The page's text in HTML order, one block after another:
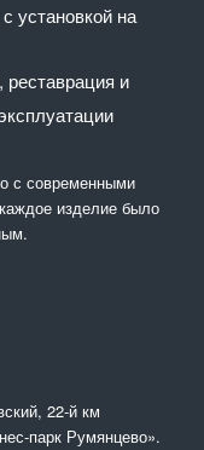
установкой на
и
с современными
изделие было
22-й км
парк Румянцево».